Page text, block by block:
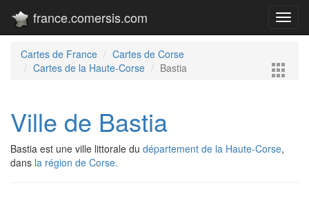
france.comersis.com
Cartes de France
Cartes de Corse
Cartes de la Haute-Corse
Bastia
Ville de Bastia
Bastia est une ville littorale du département de la Haute-Corse,
dans la région de Corse.